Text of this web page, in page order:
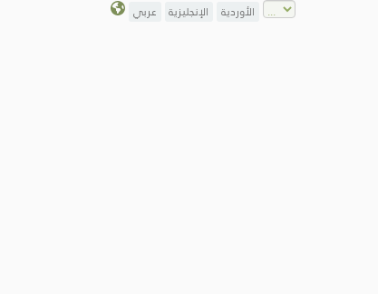
عربي الإنجليزية الأوردية